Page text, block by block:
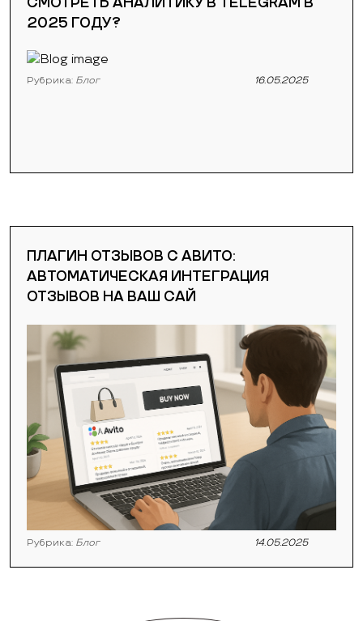
2025 ГОДУ?
Рубрика: Блог 16.05.2025
ПЛАГИН ОТЗЫВОВ С АВИТО:
АВТОМАТИЧЕСКАЯ ИНТЕГРАЦИЯ
ОТЗЫВОВ НА ВАШ САЙ
Рубрика: Блог 14.05.2025